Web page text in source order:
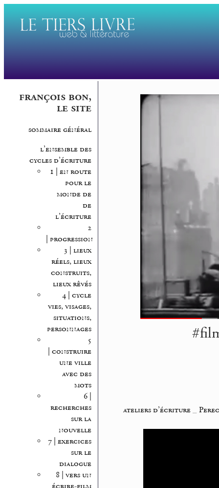
françois bon,
le site
sommaire général
l’ensemble des
cycles d’écriture
1 | en route
pour le
monde de
de
l’écriture
2
| progression
3 | lieux
réels, lieux
construits,
lieux rêvés
4 | cycle
vies, visages,
situations,
personnages
5
| construire
une ville
avec des
mots
6 |
recherches
sur la
nouvelle
7 | exercices
sur le
dialogue
8 | vers un
ateliers d’écriture_